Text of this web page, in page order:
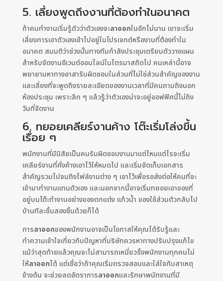
5. เลี่ยงพูดถึงงานที่ต้องทำในอนาคต
ถ้าคนทำงานเริ่มรู้ตัวว่าตัวเองจะลาออกในอีกไม่นาน เขาจะเริ่ม
เลี่ยงการเอาตัวเองเข้าไปอยู่ในโปรเจกต์หรืองานที่ต้องทำใน
อนาคต สมมติว่าช่วงนั้นทางทีมกำลังประชุมเตรียมตัววางแผน
สำหรับจัดงานอีเวนต์ออนไลน์ในไตรมาสถัดไป คนเหล่านี้อาจ
พยายามหาทางอาสารับผิดชอบในส่วนที่ไม่ใช่ส่วนสำคัญของงาน
และเลี่ยงที่จะพูดถึงรายละเอียดของงานเวลาที่มีคนถามถึงนอก
ห้องประชุม เพราะลึก ๆ แล้วรู้ว่าตัวเองน่าจะอยู่ออฟฟิศนี้ไม่ถึง
วันที่จัดงาน
6. ทยอยเคลียร์งานค้าง โต๊ะเริ่มโล่งขึ้น
เรื่อย ๆ
พนักงานที่มีนิสัยเป็นคนรับผิดชอบงานมาแต่ไหนแต่ไรจะเริ่ม
เคลียร์งานที่คั่งค้างเอาไว้ให้หมดไป และเริ่มจัดเก็บเอกสาร
สำคัญรวมไปจนถึงไฟล์งานต่าง ๆ เอาไว้เพื่อรอส่งต่อให้คนที่จะ
เข้ามาทำงานแทนตัวเอง และนอกจากนี้อาจเริ่มทยอยเอาของที่
อยู่บนโต๊ะทำงานอย่างของตกแต่ง แก้วน้ำ ของใช้ส่วนตัวกลับไป
บ้านทีละชิ้นสองชิ้นด้วยก็ได้
การลาออกของพนักงานอาจเป็นโอกาสให้คุณได้รับรู้และ
ทำความเข้าใจเกี่ยวกับปัญหาที่บริษัทควรหาทางปรับปรุงแก้ไข
แม้ว่าสุดท้ายแล้วคุณจะไม่สามารถเหนี่ยวรั้งพนักงานทุกคนไม่
ให้ลาออกได้ แต่เชื่อว่าถ้าคุณเริ่มตรวจสอบและใส่ใจกับสาเหตุ
ข้างต้น จะช่วยลดอัตราการลาออกและรักษาพนักงานที่มี